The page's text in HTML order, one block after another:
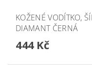
KOŽENÉ VODÍTKO,
DIAMANT ČERNÁ
444 Kč